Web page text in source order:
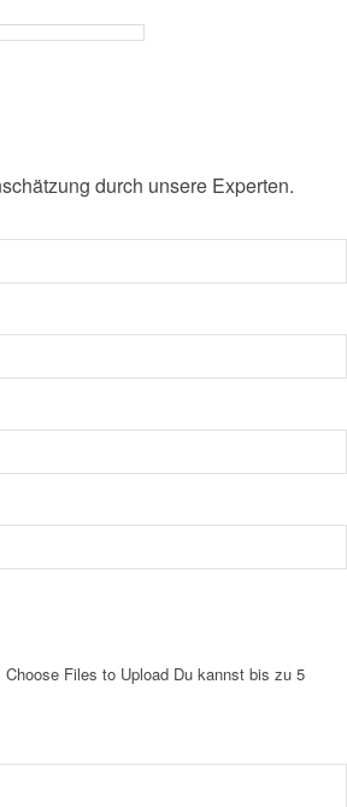
durch unsere Experten.
Choose Files to Upload Du kannst bis zu 5